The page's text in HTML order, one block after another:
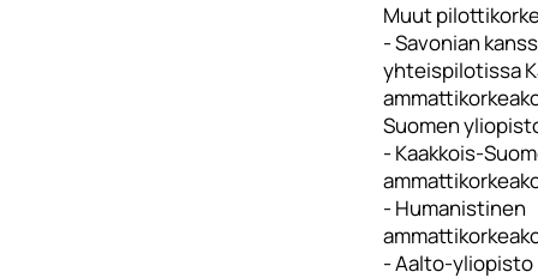
Muut
- Savonian
yhteispilotissa
Suomen
- Kaakkois-
- Humanistinen
- Aalto-yliopisto